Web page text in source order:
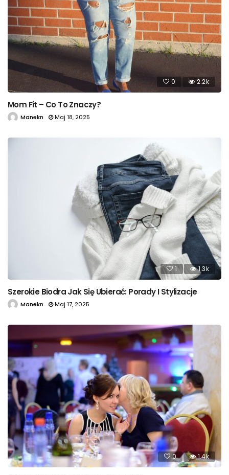
0 2.2k
Mom Fit – Co To Znaczy?
Manekn Maj 18, 2025
1 1.3k
Szerokie Biodra Jak Się Ubierać: Porady I Stylizacje
Manekn Maj 17, 2025
0 1.4k